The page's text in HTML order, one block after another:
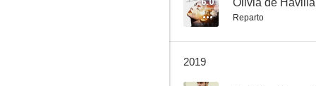
Olivia de
Reparto
2019